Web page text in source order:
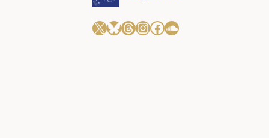
X Bluesky Threads InstagramFacebook SoundCloud